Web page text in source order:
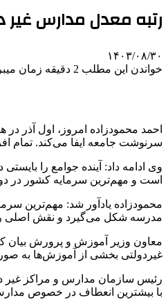
رتبه معدل مدارس
۱۴۰۳/۰۸/۳۰
خواندن این مطلب 2 دقیقه زمان میبرد
احمد محمودزاده امروز، اول آذر
سرنوشت جامعه ایفا می‌کند. تمام
وی ادامه داد: آینده جوامع را
است و مهم‌ترین سرمایه کشور در
محمودزاده یادآور شد: مهم‌ترین
مدرسه شکل می‌گیرد و نقش اصلی را
معاون وزیر آموزش و پرورش بیان
غیردولتی بخشی از آموزش‌ها به
رئیس سازمان مدارس و مراکز غیر
با بیشترین انعطاف در خصوص